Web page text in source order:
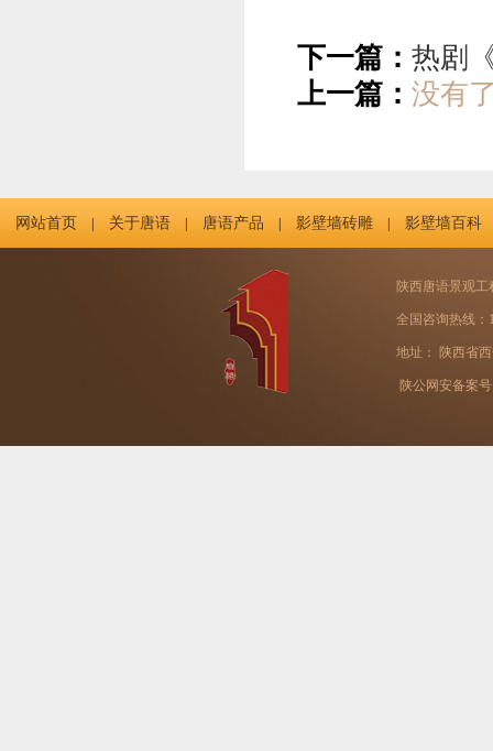
下一篇： 热剧
上一篇： 没有
网站首页 关于唐语 唐语产品 影壁墙砖雕 影壁墙百科
陕西唐语景观
全国咨询热线：
地址： 陕西省
陕公网安备案号